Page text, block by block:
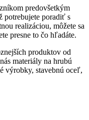
predovšetkým
potrebujete poradiť s
realizáciou, môžete sa
presne to čo hľadáte.
produktov od
materiály na hrubú
výrobky, stavebnú oceľ,